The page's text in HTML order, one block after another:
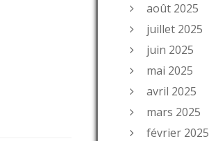
août 2025
juillet 2025
juin 2025
mai 2025
avril 2025
mars 2025
février 2025